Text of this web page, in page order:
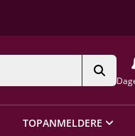
TOPANMELDERE